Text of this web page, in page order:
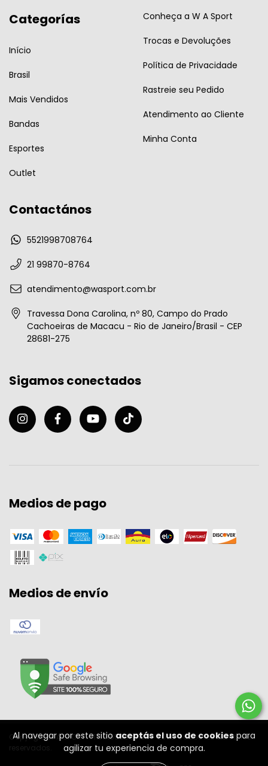
Al navegar por este sitioaceptás el uso de cookiespara
agilizar tu experiencia de compra.
Categorías
Início
Brasil
Mais Vendidos
Bandas
Esportes
Outlet
Conheça a W A Sport
Trocas e Devoluções
Política de Privacidade
Rastreie seu Pedido
Atendimento ao Cliente
Minha Conta
Contactános
5521998708764
21 99870-8764
atendimento@wasport.com.br
Travessa Dona Carolina, nº 80, Campo do Prado
Cachoeiras de Macacu - Rio de Janeiro/Brasil - CEP
28681-275
Sigamos conectados
Medios de pago
Medios de envío
Copyright W A SPORT - 11301556000134 - 2026. Todos los derechos
reservados.